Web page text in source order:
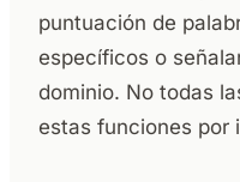
puntuación de
específicos o
dominio. No todas
estas funciones por